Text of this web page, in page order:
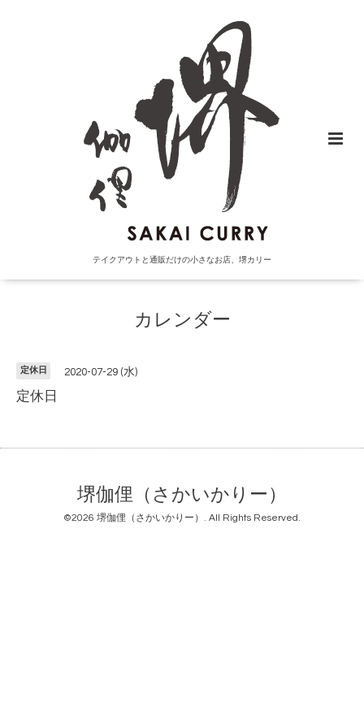
テイクアウトと通販だけの小さなお店、堺カリー
カレンダー
定休日 2020-07-29 (水)
定休日
堺伽俚（さかいかりー）
©2026 堺伽俚（さかいかりー） . All Rights Reserved.